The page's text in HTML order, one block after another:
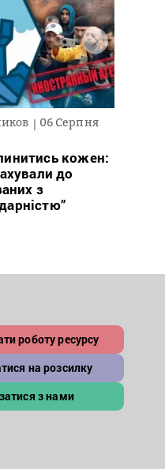
06 Серпня
кожен:
до
з
роботу ресурсу
на розсилку
з нами